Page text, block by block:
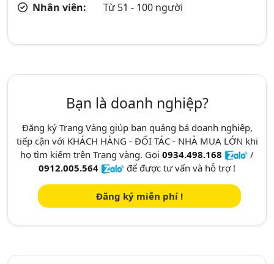
Nhân viên:
Từ 51 - 100 người
Bạn là doanh nghiệp?
Đăng ký Trang Vàng giúp bạn quảng bá doanh nghiệp,
tiếp cận với KHÁCH HÀNG - ĐỐI TÁC - NHÀ MUA LỚN khi
họ tìm kiếm trên Trang vàng. Gọi 0934.498.168
/
0912.005.564
để được tư vấn và hỗ trợ !
Đăng ký miễn phí !